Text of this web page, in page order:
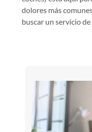
dolores más
buscar un servicio